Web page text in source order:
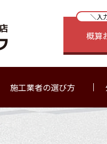
＼入
概算
施工業者の選び方